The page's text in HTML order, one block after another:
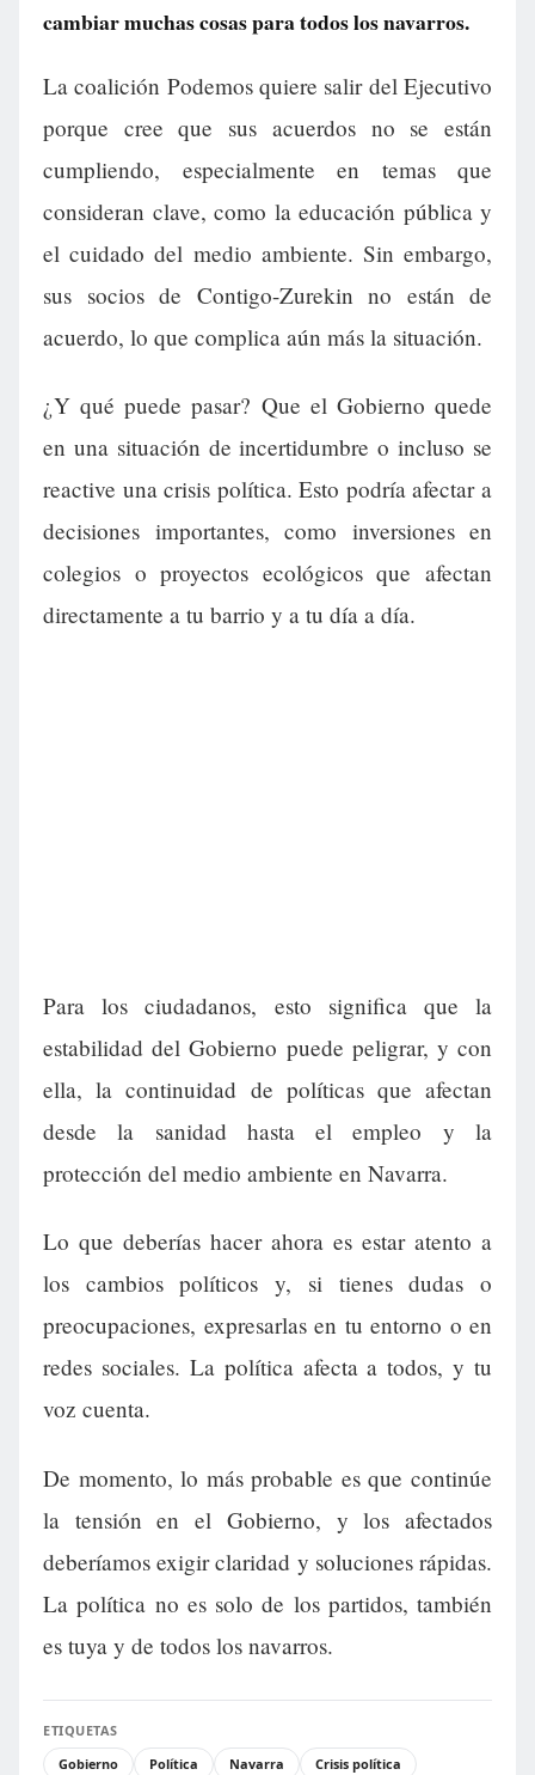
cambiar muchas cosas para todos los navarros.
La coalición Podemos quiere salir del Ejecutivo
porque cree que sus acuerdos no se están
cumpliendo, especialmente en temas que
consideran clave, como la educación pública y
el cuidado del medio ambiente. Sin embargo,
sus socios de Contigo-Zurekin no están de
acuerdo, lo que complica aún más la situación.
¿Y qué puede pasar? Que el Gobierno quede
en una situación de incertidumbre o incluso se
reactive una crisis política. Esto podría afectar a
decisiones importantes, como inversiones en
colegios o proyectos ecológicos que afectan
directamente a tu barrio y a tu día a día.
Para los ciudadanos, esto significa que la
estabilidad del Gobierno puede peligrar, y con
ella, la continuidad de políticas que afectan
desde la sanidad hasta el empleo y la
protección del medio ambiente en Navarra.
Lo que deberías hacer ahora es estar atento a
los cambios políticos y, si tienes dudas o
preocupaciones, expresarlas en tu entorno o en
redes sociales. La política afecta a todos, y tu
voz cuenta.
De momento, lo más probable es que continúe
la tensión en el Gobierno, y los afectados
deberíamos exigir claridad y soluciones rápidas.
La política no es solo de los partidos, también
es tuya y de todos los navarros.
ETIQUETAS
Gobierno
Política Navarra Crisis política